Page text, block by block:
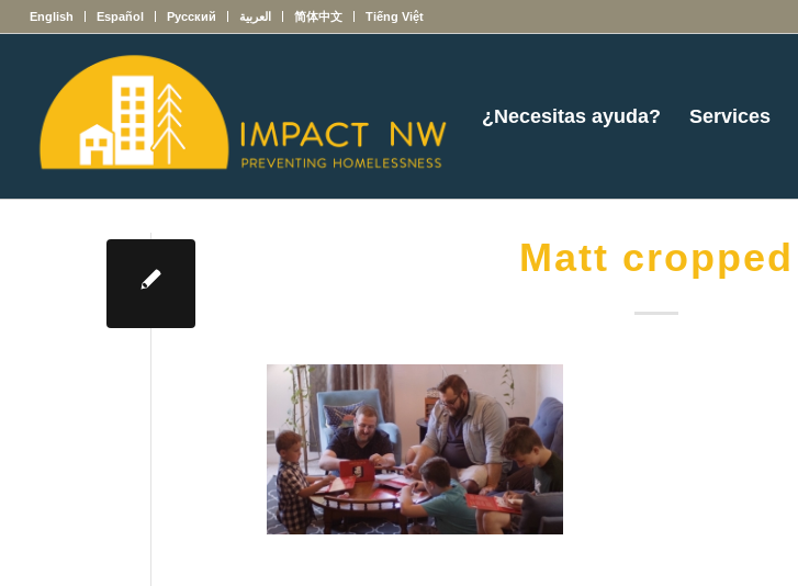
English Español Русский العربية 简体中文 Tiếng Việt
¿Necesitas ayuda? Services
Matt cropped